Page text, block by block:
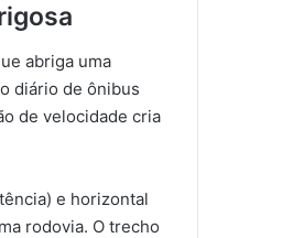
abriga uma
diário de ônibus
de velocidade cria
e horizontal
rodovia. O trecho